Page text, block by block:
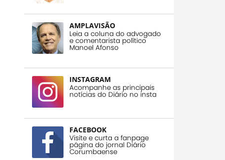
AMPLAVISÃO
Leia a coluna do advogado
e comentarista político
Manoel Afonso
INSTAGRAM
Acompanhe as principais
notícias do Diário no insta
FACEBOOK
Visite e curta a fanpage
página do jornal Diário
Corumbaense